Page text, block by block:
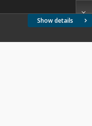
Show details